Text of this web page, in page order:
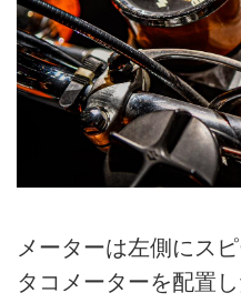
メーターは左側にス
タコメーターを配置